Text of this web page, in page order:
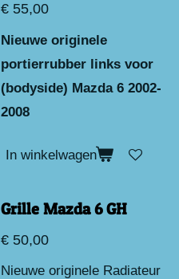
€ 55,00
Nieuwe originele
portierrubber links voor
(bodyside) Mazda 6 2002-
2008
In winkelwagen
Grille Mazda 6 GH
€ 50,00
Nieuwe originele Radiateur